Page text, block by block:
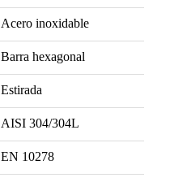
Acero inoxidable
Barra hexagonal
Estirada
AISI 304/304L
EN 10278